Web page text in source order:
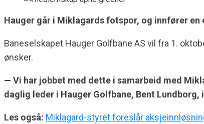
Hauger går i Miklagards fotspor, og innfører
Baneselskapet Hauger Golfbane AS vil fra 1.
ønsker.
— Vi har jobbet med dette i samarbeid med
daglig leder i Hauger Golfbane, Bent Lundborg,
Les også: Miklagard-styret foreslår